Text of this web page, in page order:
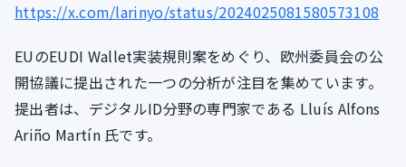
https://x.com/larinyo/status/2024025081580573108
EUのEUDI Wallet実装規則案をめぐり、欧州委員会の公
開協議に提出された一つの分析が注目を集めています。
提出者は、デジタルID分野の専門家である Lluís Alfons
Ariño Martín 氏です。